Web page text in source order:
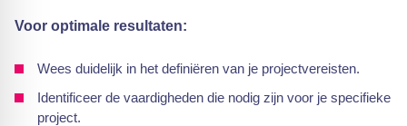
Voor optimale resultaten:
Wees duidelijk in het definiëren van je projectvereisten.
Identificeer de vaardigheden die nodig zijn voor je specifieke
project.